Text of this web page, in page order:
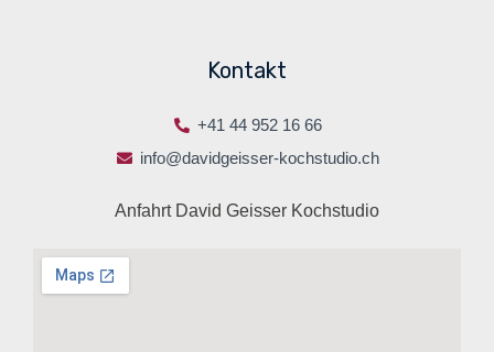
Kontakt
+41 44 952 16 66
info@davidgeisser-kochstudio.ch
Anfahrt David Geisser Kochstudio